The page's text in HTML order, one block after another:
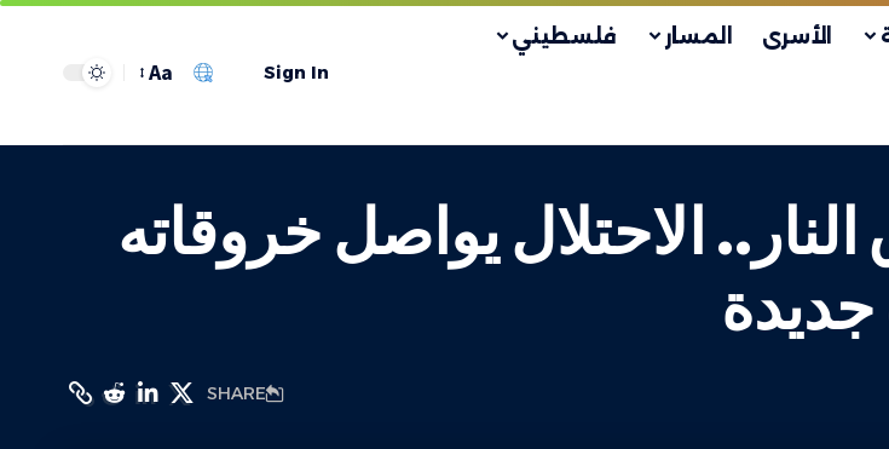
الأسرى المسار فلسطيني
Sign In
Aa
إطلاق النار.. الاحتلال يواصل خروقاته
SHARE